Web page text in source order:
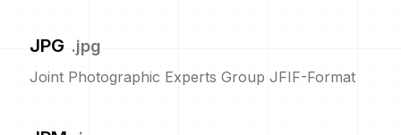
JPG .jpg
Joint Photographic Experts Group JFIF-Format